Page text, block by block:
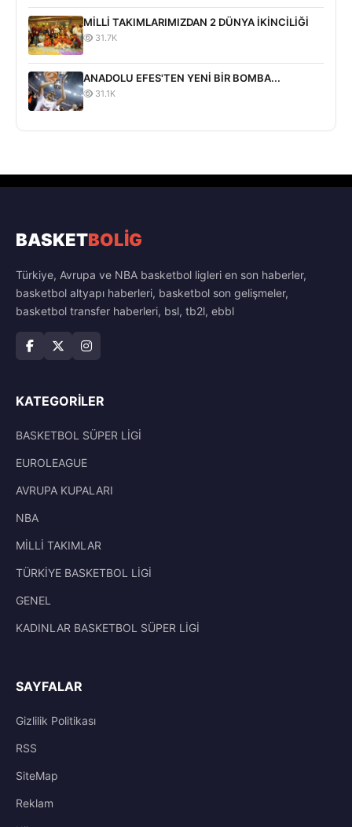
MİLLİ TAKIMLARIMIZDAN 2 DÜNYA İKİNCİLİĞİ
31.7K
ANADOLU EFES'TEN YENİ BİR BOMBA...
31.1K
BASKETBOLİG
Türkiye, Avrupa ve NBA basketbol ligleri en son haberler,
basketbol altyapı haberleri, basketbol son gelişmeler,
basketbol transfer haberleri, bsl, tb2l, ebbl
KATEGORILER
BASKETBOL SÜPER LİGİ
EUROLEAGUE
AVRUPA KUPALARI
NBA
MİLLİ TAKIMLAR
TÜRKİYE BASKETBOL LİGİ
GENEL
KADINLAR BASKETBOL SÜPER LİGİ
SAYFALAR
Gizlilik Politikası
RSS
SiteMap
Reklam